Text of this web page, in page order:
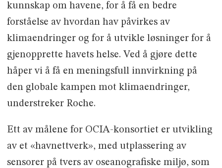
kunnskap om havene, for å få en bedre
forståelse av hvordan hav påvirkes av
klimaendringer og for å utvikle løsninger for å
gjenopprette havets helse. Ved å gjøre dette
håper vi å få en meningsfull innvirkning på
den globale kampen mot klimaendringer,
understreker Roche.
Ett av målene for OCIA-konsortiet er utvikling
av et «havnettverk», med utplassering av
sensorer på tvers av oseanografiske miljø, som